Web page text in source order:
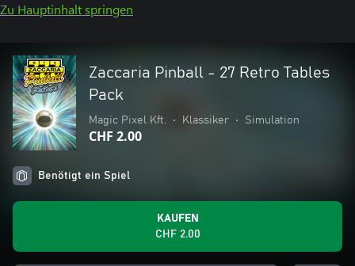
Zu Hauptinhalt springen
Zaccaria Pinball - 27 Retro Tables
Pack
Magic Pixel Kft. • Klassiker • Simulation
CHF 2.00
Benötigt ein Spiel
KAUFEN
CHF 2.00